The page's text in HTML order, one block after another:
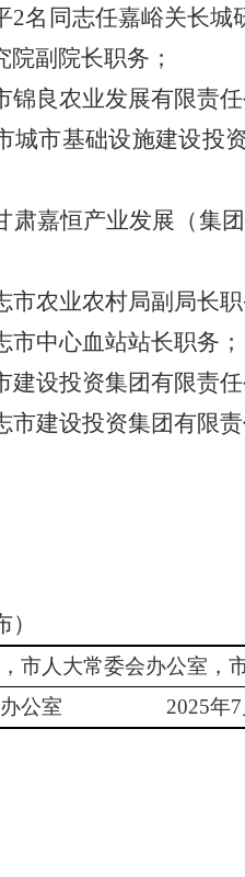
2名同志任嘉峪关长城
副院长职务；
锦良农业发展有限责
城市基础设施建设投
肃嘉恒产业发展（集
市农业农村局副局长职
市中心血站站长职务；
建设投资集团有限责
市建设投资集团有限
市人大常委会办公室，
公室 2025年7